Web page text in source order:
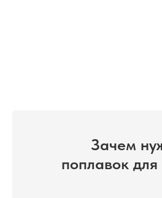
Зачем
поплавок